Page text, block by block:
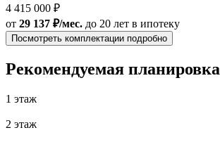
4 415 000 ₽
от 29 137 ₽/мес. до 20 лет в ипотеку
Посмотреть комплектации подробно
Рекомендуемая планировка
1 этаж
2 этаж